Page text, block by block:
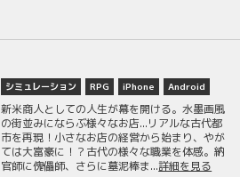
シミュレーション RPG iPhone Android
新米商人としての人生が幕を開ける。水墨画風
の街並みにならぶ様々なお店...リアルな古代都
市を再現！小さなお店の経営から始まり、やが
ては大富豪に！？古代の様々な職業を体感。納
官師に傀儡師、さらに墓泥棒ま...詳細を見る